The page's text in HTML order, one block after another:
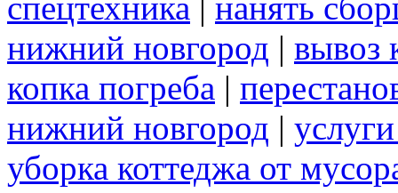
спецтехника | нанять
нижний новгород | вывоз
копка погреба |
нижний новгород |
уборка коттеджа от